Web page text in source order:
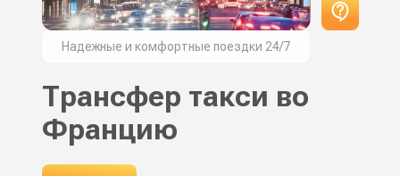
Надежные и комфортные поездки 24/7
Трансфер такси во
Францию